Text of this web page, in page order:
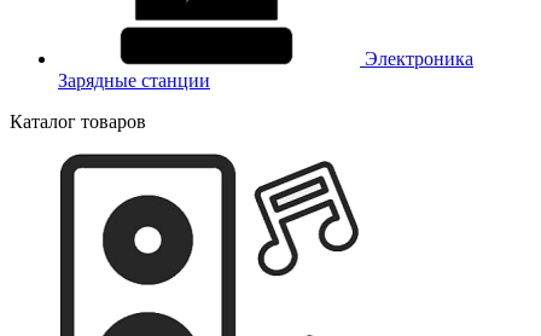
Электроника
Зарядные станции
Каталог товаров